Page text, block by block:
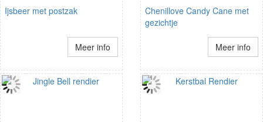
Ijsbeer met postzak
Meer info
Chenillove Candy Cane met
gezichtje
Meer info